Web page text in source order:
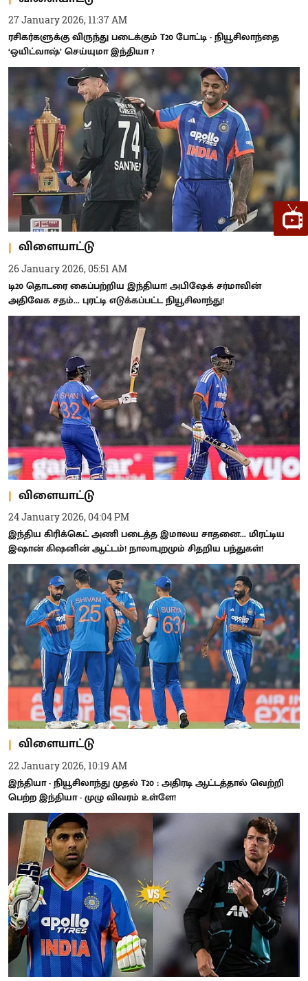
27 January 2026, 11:37 AM
ரசிகர்களுக்கு விருந்து படைக்கும் T20 போட்டி - நியூசிலாந்தை
‘ஒயிட்வாஷ்’ செய்யுமா இந்தியா ?
விளையாட்டு
26 January 2026, 05:51 AM
டி20 தொடரை கைப்பற்றிய இந்தியா! அபிஷேக் சர்மாவின்
அதிவேக சதம்... புரட்டி எடுக்கப்பட்ட நியூசிலாந்து!
விளையாட்டு
24 January 2026, 04:04 PM
இந்திய கிரிக்கெட் அணி படைத்த இமாலய சாதனை... மிரட்டிய
இஷான் கிஷனின் ஆட்டம்! நாலாபுறமும் சிதறிய பந்துகள்!
விளையாட்டு
22 January 2026, 10:19 AM
இந்தியா - நியூசிலாந்து முதல் T20 : அதிரடி ஆட்டத்தால் வெற்றி
பெற்ற இந்தியா - முழு விவரம் உள்ளே!